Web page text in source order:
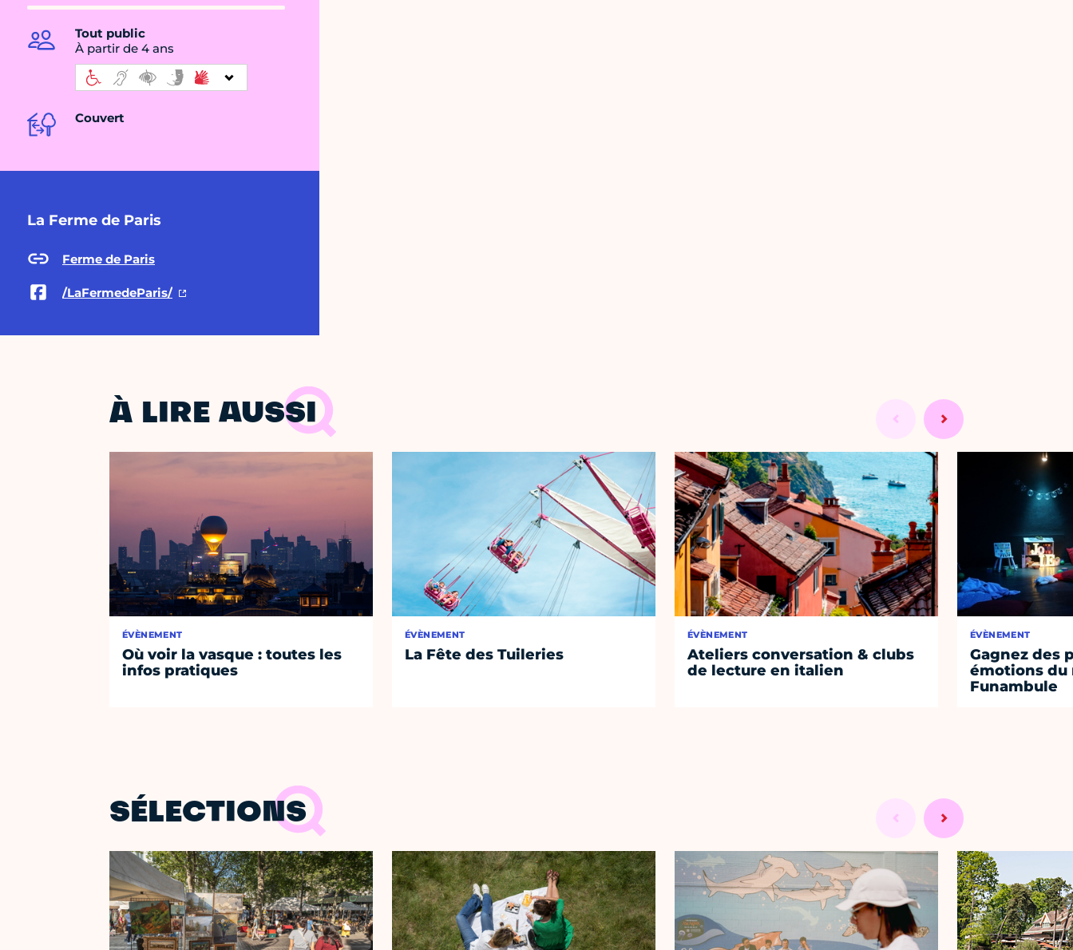
Tout public
À partir de 4 ans
Couvert
La Ferme de Paris
Ferme de Paris
/LaFermedeParis/
À LIRE AUSSI
ÉVÈNEMENT
Où voir la vasque : toutes les
infos pratiques
ÉVÈNEMENT
La Fête des Tuileries
ÉVÈNEMENT
Ateliers conversation & clubs
de lecture en italien
ÉVÈNEMENT
Gagnez des
émotions du
Funambule
SÉLECTIONS